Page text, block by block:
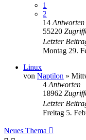
1
2
14 Antworten
55220
Letzter
Montag 29.
Linux
von Naptilon »
4 Antworten
18962
Letzter
Freitag 5.
Neues Thema